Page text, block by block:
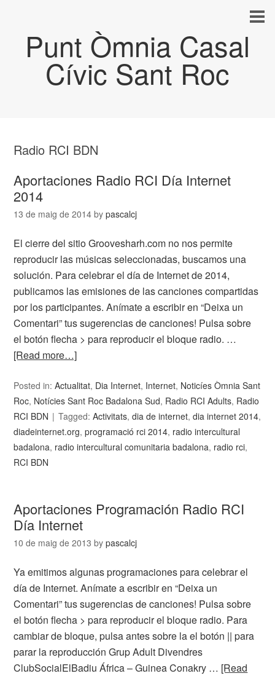
Punt Òmnia Casal
Cívic Sant Roc
Radio RCI BDN
Aportaciones Radio RCI Día Internet
2014
13 de maig de 2014 bypascalcj
El cierre del sitio Groovesharh.com no nos permite
reproducir las músicas seleccionadas, buscamos una
solución. Para celebrar el día de Internet de 2014,
publicamos las emisiones de las canciones compartidas
por los participantes. Anímate a escribir en “Deixa un
Comentari” tus sugerencias de canciones! Pulsa sobre
el botón flecha > para reproducir el bloque radio. …
[Read more…]
Posted in:Actualitat, Dia Internet, Internet, Noticíes Òmnia Sant
Roc, Notícies Sant Roc Badalona Sud, Radio RCI Adults, Radio
RCI BDN
Tagged:Activitats,dia de internet,dia internet 2014,
diadeinternet.org,programació rci 2014, radio intercultural
badalona, radio intercultural comunitaria badalona, radio rci,
RCI BDN
Aportaciones Programación Radio RCI
Día Internet
10 de maig de 2013 bypascalcj
Ya emitimos algunas programaciones para celebrar el
día de Internet. Anímate a escribir en “Deixa un
Comentari” tus sugerencias de canciones! Pulsa sobre
el botón flecha > para reproducir el bloque radio. Para
cambiar de bloque, pulsa antes sobre la el botón || para
parar la reproducción Grup Adult Divendres
ClubSocialElBadiu África – Guinea Conakry … [Read